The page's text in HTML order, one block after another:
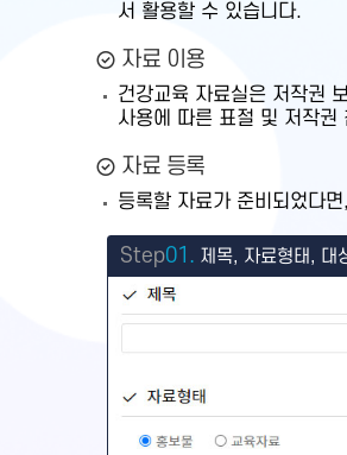
서 활용할 수 있습니다.
자료 이용
건강교육 자료실은 저작권
사용에 따른 표절 및 저작권
자료 등록
등록할 자료가 준비되었다
Step01. 제목, 자료형태, 대